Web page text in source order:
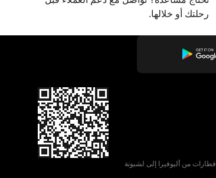
رحلتك أو خلالها.
قطارات من ألبوفيرا إلى لشبونة